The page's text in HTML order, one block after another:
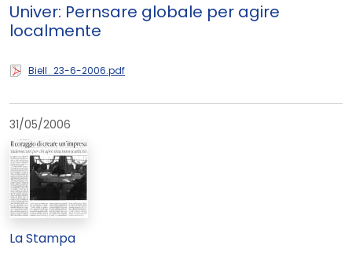
Univer: Pernsare globale per agire
localmente
Biell_23-6-2006.pdf
31/05/2006
La Stampa